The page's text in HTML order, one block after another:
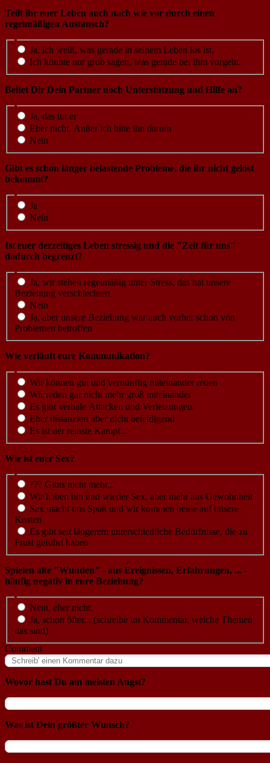
Teilt ihr euer Leben auch nach wie vor durch einen
regelmäßigen Austausch?
Ja, ich weiß, was gerade in seinem Leben los ist.
Ich könnte nur grob sagen, was gerade bei ihm vorgeht.
Beitet Dir Dein Partner noch Unterstützung und Hilfe an?
Ja, das tut er
Eher nicht. Außer ich bitte ihn darum
Nein
Gibt es schon länger belastende Probleme, die ihr nicht gelöst
bekommt?
Ja
Nein
Ist euer derzeitiges Leben stressig und die "Zeit für uns"
dadurch begrenzt?
Ja, wir stehen regelmäßig unter Stress, das hat unsere
Beziehung verschlechtert
Nein
Ja, aber unsere Beziehung war auch vorher schon von
Problemen betroffen.
Wie verläuft eure Kommunikation?
Wir können gut und vernünftig miteinander reden
Wir reden gar nicht mehr groß miteinander
Es gibt verbale Attacken und Verletzungen.
Eher distanziert aber nicht beleidigend
Es ist der reinste Kampf...
Wie ist euer Sex?
??? Gibts nicht mehr...
Wir haben hin und wieder Sex, aber mehr aus Gewohnheit
Sex macht uns Spaß und wir kommen beide auf unsere
Kosten
Es gibt seit längerem unterschiedliche Bedürfnisse, die zu
Frust geführt haben
Spielen alte "Wunden" - aus Ereignissen, Erfahrungen, ... -
häufig negativ in eure Beziehung?
Nein, eher nicht.
Ja, schon öfter... (schreibe im Kommentar, welche Themen
das sind)
Comment
Wovor hast Du am meisten Angst?
Was ist Dein größter Wunsch?